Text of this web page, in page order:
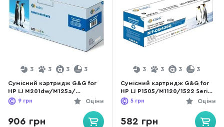
3 3 3 3
Сумісний картридж G&G for
HP LJ M201dw/M125a/
M127fn/M225dn Series Black
(G&G-CF283A)
Оціни
9 грн
906 грн
3 3 3 3
Сумісний картридж G&G for
HP LJ P1505/M1120/1522 Series
Black (G&G-CB436A)
Оціни
5 грн
582 грн